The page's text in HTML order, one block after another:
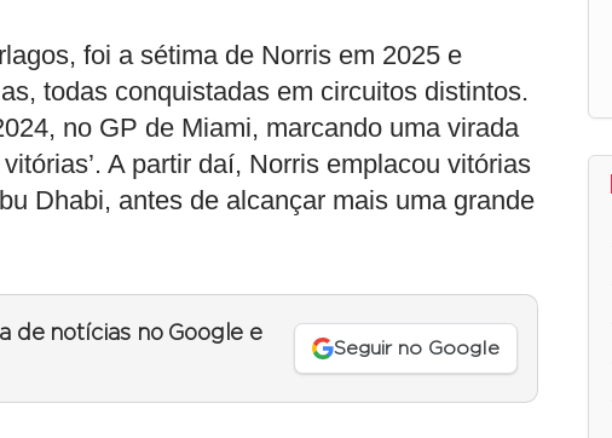
foi a sétima de Norris em 2025 e
todas conquistadas em circuitos distintos.
no GP de Miami, marcando uma virada
A partir daí, Norris emplacou vitórias
Dhabi, antes de alcançar mais uma grande
de notícias no Google e
Seguir no Google